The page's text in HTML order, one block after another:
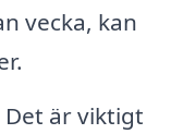
vecka, kan
Det är viktigt